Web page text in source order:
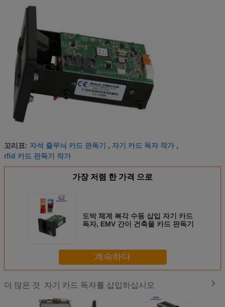
꼬리표: 자석 줄무늬 카드 판독기 , 자기 카드 독자 작가 ,
rfid 카드 판독기 작가
가장 저렴 한 가격 으로
도박 체계 복각 수동 삽입 자기 카드
독자, EMV 간이 건축물 카드 판독기
계속하다
더 많은 것 자기 카드 독자를 삽입하십시오